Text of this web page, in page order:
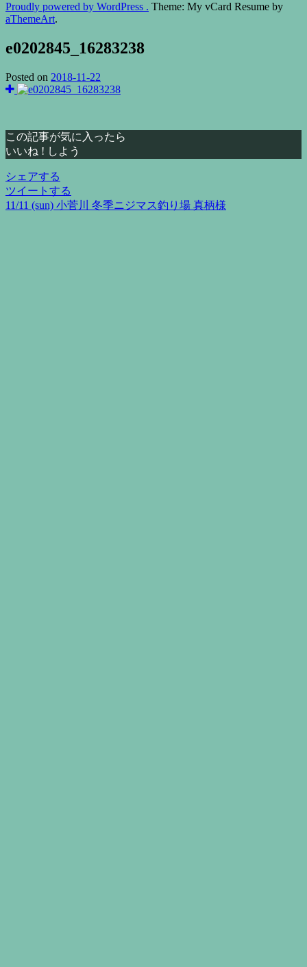
Proudly powered by WordPress . Theme: My vCard Resume by
aThemeArt.
e0202845_16283238
Posted on 2018-11-22
この記事が気に入ったら
いいね ! しよう
シェアする
ツイートする
投
11/11 (sun) 小菅川 冬季ニジマス釣り場 真柄様